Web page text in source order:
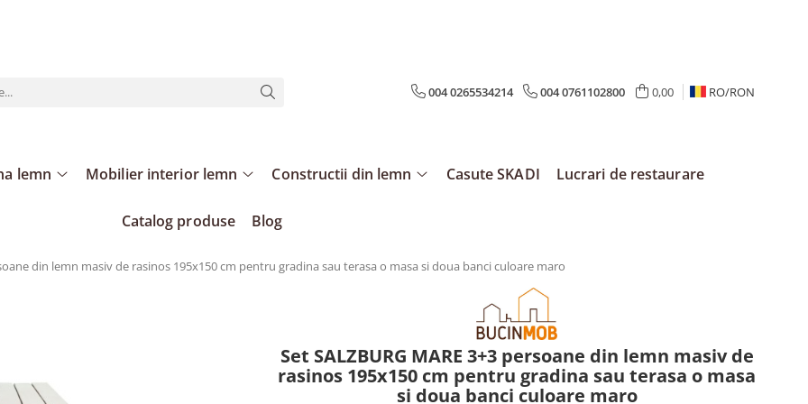
004 0265534214 004 0761102800 0,00 RO/RON
lemn Mobilier interior lemn Constructii din lemn Casute SKADI Lucrari de restaurare
Catalog produse Blog
din lemn masiv de rasinos 195x150 cm pentru gradina sau terasa o masa si doua banci culoare maro
Set SALZBURG MARE 3+3 persoane din lemn masiv de
rasinos 195x150 cm pentru gradina sau terasa o masa
si doua banci culoare maro